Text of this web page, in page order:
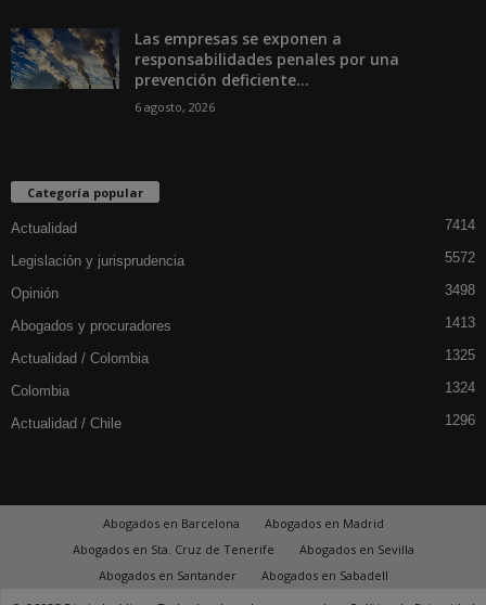
Las empresas se exponen a
responsabilidades penales por una
prevención deficiente...
6 agosto, 2026
Categoría popular
Actualidad 7414
Legislación y jurisprudencia 5572
Opinión 3498
Abogados y procuradores 1413
Actualidad / Colombia 1325
Colombia 1324
Actualidad / Chile 1296
Abogados en Barcelona
Abogados en Madrid
Abogados en Sta. Cruz de Tenerife
Abogados en Sevilla
Abogados en Santander
Abogados en Sabadell